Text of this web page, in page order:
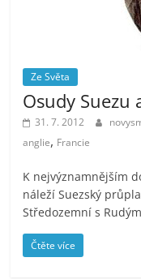
Ze Světa
Osudy Suezu
31. 7. 2012
anglie, Francie
K nejvýznamnějším
náleží Suezský
Středozemní s
Čtěte více